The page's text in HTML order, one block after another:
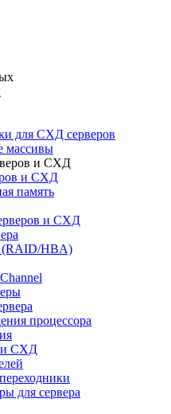
для СХД серверов
массивы
и СХД
память
и СХД
(RAID/HBA)
процессора
и СХД
для сервера